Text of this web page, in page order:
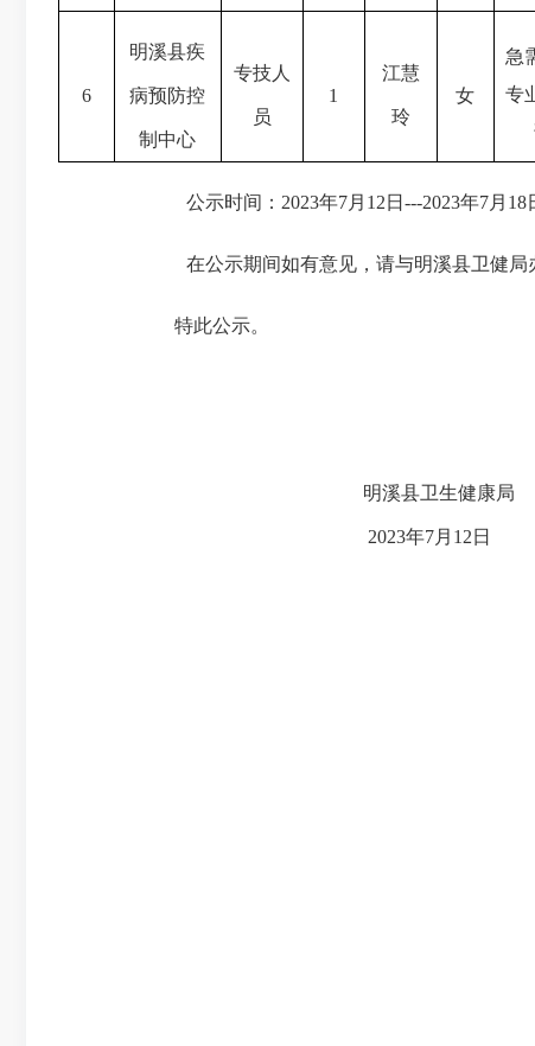
6
明溪县疾
病预防控
制中心
专技人
员
1
江慧
玲
女
急
专
公示时间： 2023年7月12日---2023年7月18
在公示期间如有意见，请与明溪县卫健局
特此公示。
明溪县卫生健康局
2023年7月12日